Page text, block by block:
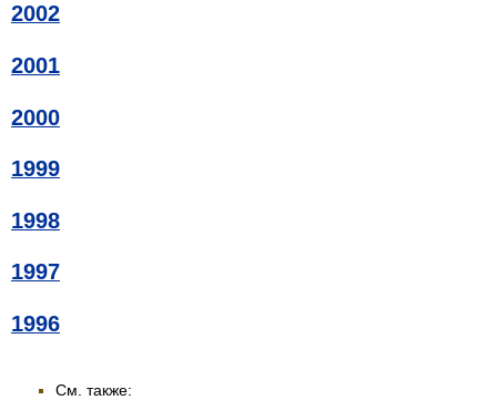
2002
2001
2000
1999
1998
1997
1996
См. также: